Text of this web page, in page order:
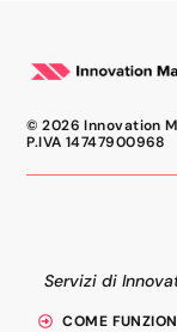
© 2026 Innovation
P.IVA 14747900968
Servizi di
COME